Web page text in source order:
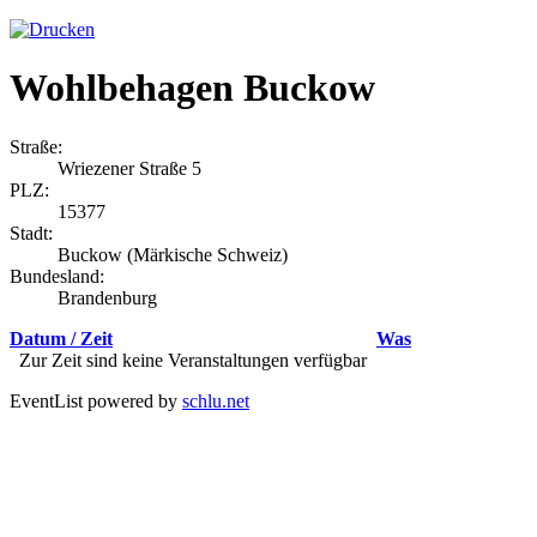
Wohlbehagen Buckow
Straße:
Wriezener Straße 5
PLZ:
15377
Stadt:
Buckow (Märkische Schweiz)
Bundesland:
Brandenburg
Datum / Zeit
Was
Zur Zeit sind keine Veranstaltungen verfügbar
EventList powered by schlu.net